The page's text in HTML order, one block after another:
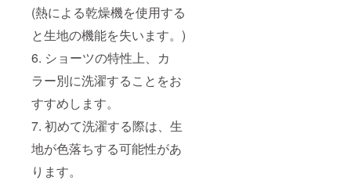
(熱による乾燥機を使用する
と生地の機能を失います。)
6. ショーツの特性上、カ
ラー別に洗濯することをお
すすめします。
7. 初めて洗濯する際は、生
地が色落ちする可能性があ
ります。